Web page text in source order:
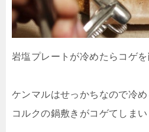
岩塩プレートが冷めたらコゲを
ケンマルはせっかちなので冷め
コルクの鍋敷きがコゲてしまい